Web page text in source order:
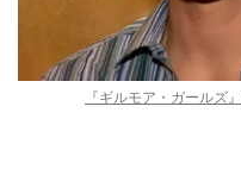
『ギルモア・ガールズ』